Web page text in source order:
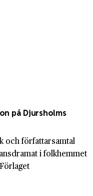
på Djursholms
och författarsamtal
i folkhemmet